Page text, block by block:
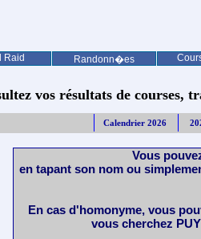
Raid Randonn�es
vos résultats de courses,
Calendrier 2026
Vous
en tapant son nom ou
En cas d'homonyme, vous
vous cherchez